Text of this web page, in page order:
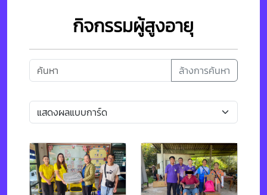
กิจกรรมผู้สูงอายุ
ล้างการค้นหา